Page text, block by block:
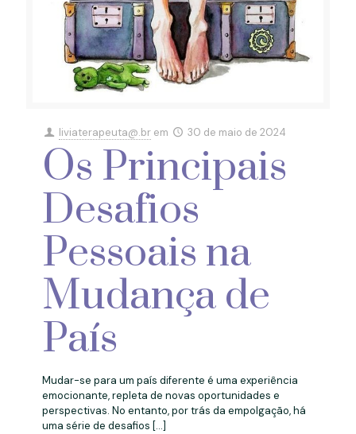
liviaterapeuta@.br em 30 de maio de 2024
Os Principais
Desafios
Pessoais na
Mudança de
País
Mudar-se para um país diferente é uma experiência
emocionante, repleta de novas oportunidades e
perspectivas. No entanto, por trás da empolgação, há
uma série de desafios […]